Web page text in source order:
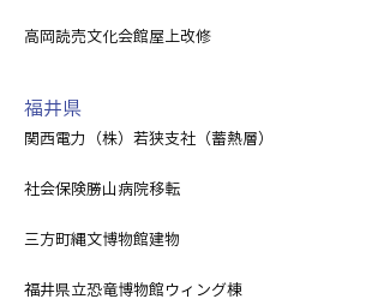
高岡読売文化会館屋上改修
福井県
関西電力（株）若狭支社（蓄熱層）
社会保険勝山病院移転
三方町縄文博物館建物
福井県立恐竜博物館ウィング棟